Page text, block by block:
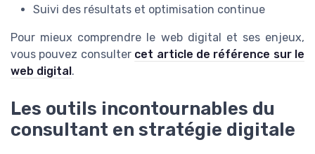
Suivi des résultats et optimisation continue
Pour mieux comprendre le web digital et ses enjeux,
vous pouvez consulter cet article de référence sur le
web digital.
Les outils incontournables du
consultant en stratégie digitale